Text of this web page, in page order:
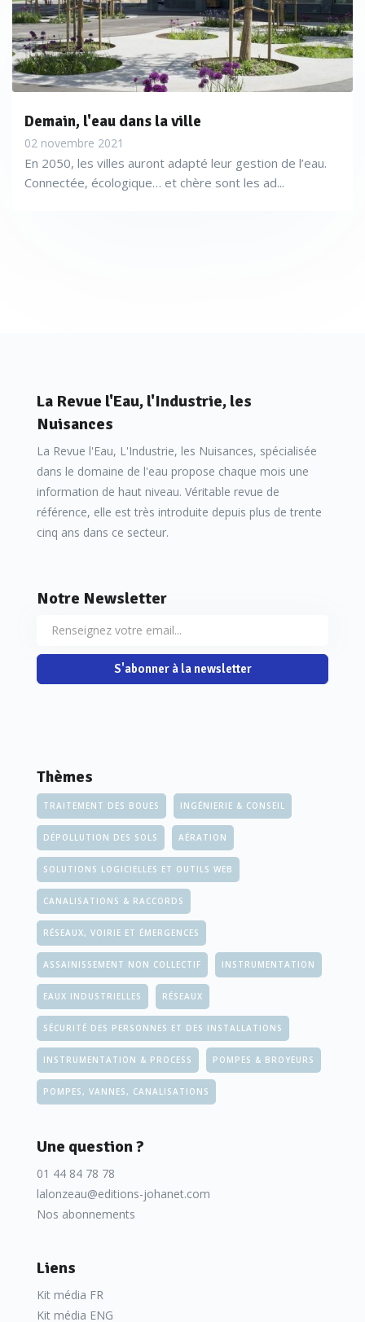
Demain, l'eau dans la ville
02 novembre 2021
En 2050, les villes auront adapté leur gestion de l’eau.
Connectée, écologique… et chère sont les ad...
La Revue l'Eau, l'Industrie, les
Nuisances
La Revue l'Eau, L'Industrie, les Nuisances, spécialisée
dans le domaine de l'eau propose chaque mois une
information de haut niveau. Véritable revue de
référence, elle est très introduite depuis plus de trente
cinq ans dans ce secteur.
Notre Newsletter
S'abonner à la newsletter
Thèmes
TRAITEMENT DES BOUES INGÉNIERIE & CONSEIL
DÉPOLLUTION DES SOLS AÉRATION
SOLUTIONS LOGICIELLES ET OUTILS WEB
CANALISATIONS & RACCORDS
RÉSEAUX, VOIRIE ET ÉMERGENCES
ASSAINISSEMENT NON COLLECTIF INSTRUMENTATION
EAUX INDUSTRIELLES RÉSEAUX
SÉCURITÉ DES PERSONNES ET DES INSTALLATIONS
INSTRUMENTATION & PROCESS POMPES & BROYEURS
POMPES, VANNES, CANALISATIONS
Une question ?
01 44 84 78 78
lalonzeau@editions-johanet.com
Nos abonnements
Liens
Kit média FR
Kit média ENG